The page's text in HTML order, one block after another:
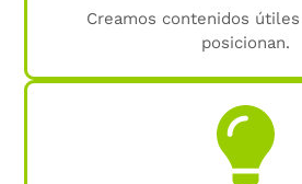
Creamos contenidos
posicionan.